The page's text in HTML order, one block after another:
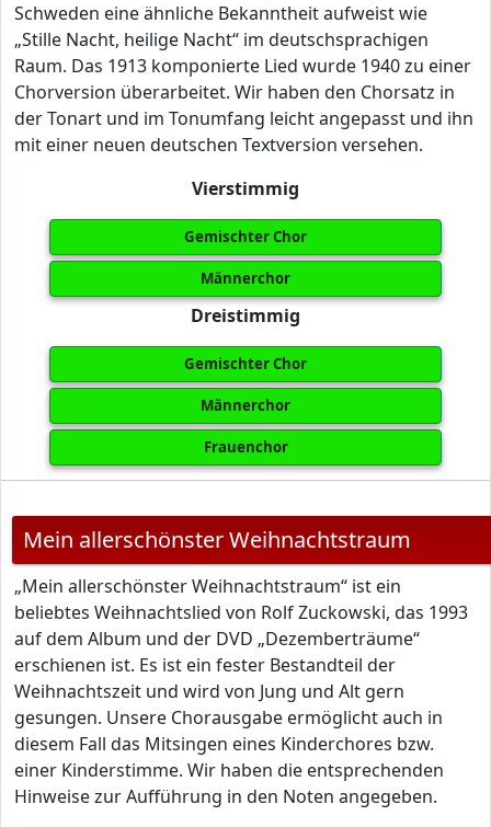
Schweden eine ähnliche Bekanntheit aufweist wie
„Stille Nacht, heilige Nacht“ im deutschsprachigen
Raum. Das 1913 komponierte Lied wurde 1940 zu einer
Chorversion überarbeitet. Wir haben den Chorsatz in
der Tonart und im Tonumfang leicht angepasst und ihn
mit einer neuen deutschen Textversion versehen.
Vierstimmig
Gemischter Chor
Männerchor
Dreistimmig
Gemischter Chor
Männerchor
Frauenchor
Mein allerschönster Weihnachtstraum
„Mein allerschönster Weihnachtstraum“ ist ein
beliebtes Weihnachtslied von Rolf Zuckowski, das 1993
auf dem Album und der DVD „Dezemberträume“
erschienen ist. Es ist ein fester Bestandteil der
Weihnachtszeit und wird von Jung und Alt gern
gesungen. Unsere Chorausgabe ermöglicht auch in
diesem Fall das Mitsingen eines Kinderchores bzw.
einer Kinderstimme. Wir haben die entsprechenden
Hinweise zur Aufführung in den Noten angegeben.